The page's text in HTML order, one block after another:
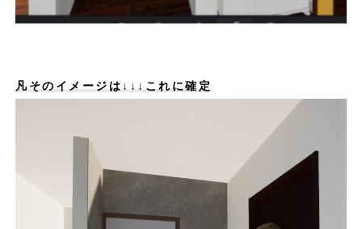
凡そのイメージは↓↓↓これに確定